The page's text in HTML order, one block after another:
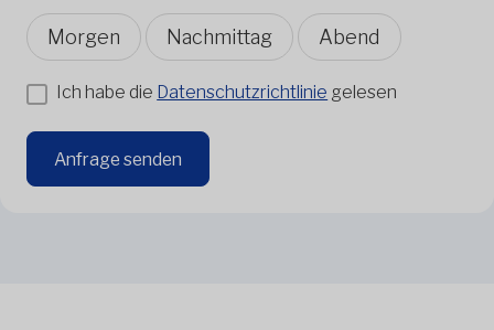
Morgen Nachmittag Abend
Ich habe die Datenschutzrichtlinie gelesen
Anfrage senden